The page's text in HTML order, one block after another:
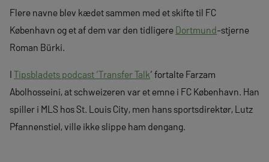
Flere navne blev kædet sammen med et skifte til FC
København og et af dem var den tidligere Dortmund-stjerne
Roman Bürki.
I Tipsbladets podcast ‘Transfer Talk‘ fortalte Farzam
Abolhosseini, at schweizeren var et emne i FC København. Han
spiller i MLS hos St. Louis City, men hans sportsdirektør, Lutz
Pfannenstiel, ville ikke slippe ham dengang.